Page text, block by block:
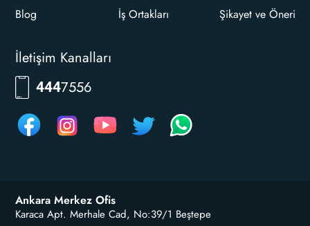
Blog
İş Ortakları
Şikayet ve Öneri
İletişim Kanalları
4447556
Ankara Merkez Ofis
Karaca Apt. Merhale Cad, No:39/1 Beştepe